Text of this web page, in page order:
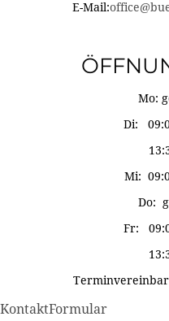
E-Mail:
Mo:
Di:
13:30
Mi:
Do:
Fr:
13:30
KontaktFormular